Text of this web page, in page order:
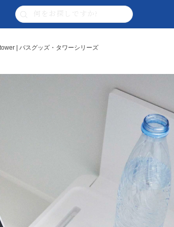
| バスグッズ・タワーシリーズ